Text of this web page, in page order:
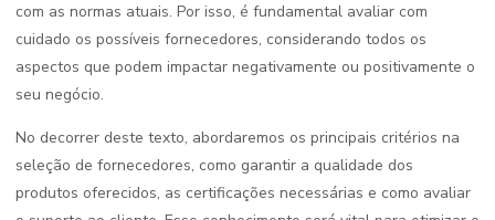
com as normas atuais. Por isso, é fundamental avaliar com
cuidado os possíveis fornecedores, considerando todos os
aspectos que podem impactar negativamente ou positivamente o
seu negócio.
No decorrer deste texto, abordaremos os principais critérios na
seleção de fornecedores, como garantir a qualidade dos
produtos oferecidos, as certificações necessárias e como avaliar